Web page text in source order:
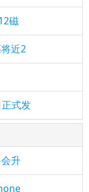
磁
近2
式发
升